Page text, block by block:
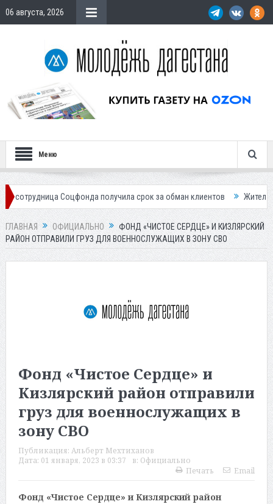
06 августа, 2026
Меню
Соцфонда получила срок за обман клиентов Жителей
ГЛАВНАЯ ОФИЦИАЛЬНО
ФОНД «ЧИСТОЕ СЕРДЦЕ» И КИЗЛЯРСКИЙ
РАЙОН ОТПРАВИЛИ ГРУЗ ДЛЯ ВОЕННОСЛУЖАЩИХ В ЗОНУ СВО
Фонд «Чистое Сердце» и
Кизлярский район отправили
груз для военнослужащих в
зону СВО
Публикация: Альберт Мехтиханов
Дата: 01 января, 2023 в 03:37 в: Официально
Печать
Email
Фонд «Чистое Сердце» и Кизлярский район